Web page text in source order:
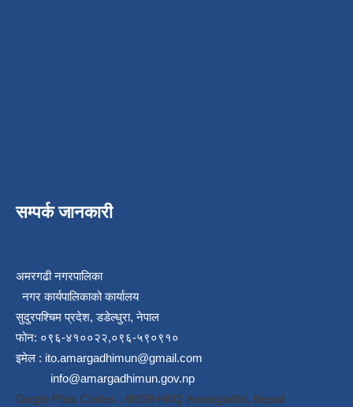
सम्पर्क जानकारी
अमरगढी नगरपालिका
नगर कार्यपालिकाको कार्यालय
सुदुरपश्चिम प्रदेश, डडेल्धुरा, नेपाल
फोन: ०९६-४१००२२,०९६-५९०९१०
इमेल : ito.amargadhimun@gmail.com
info@amargadhimun.gov.np
Gogle Plus Codes : 8H3R+WQ Amargadhi, Nepal